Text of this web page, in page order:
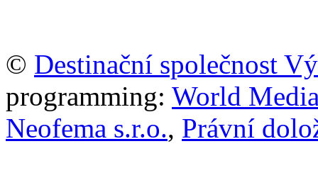
© Destinační společnost
programming: World
Neofema s.r.o., Právní